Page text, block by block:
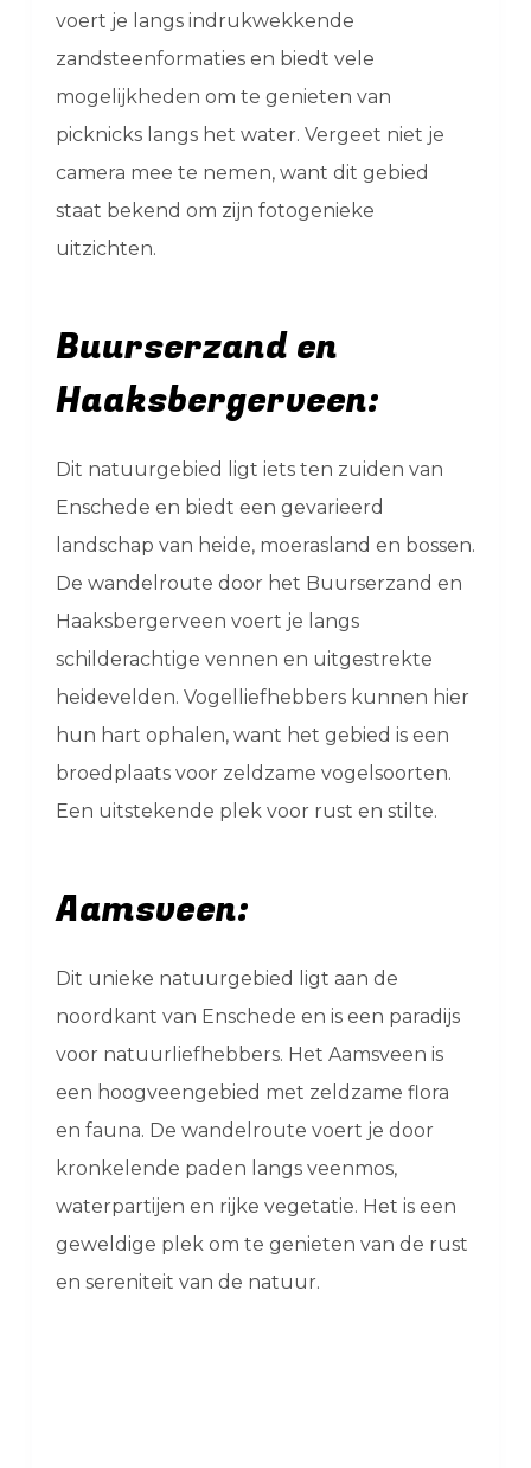
voert je langs indrukwekkende
zandsteenformaties en biedt vele
mogelijkheden om te genieten van
picknicks langs het water. Vergeet niet je
camera mee te nemen, want dit gebied
staat bekend om zijn fotogenieke
uitzichten.
Buurserzand en
Haaksbergerveen:
Dit natuurgebied ligt iets ten zuiden van
Enschede en biedt een gevarieerd
landschap van heide, moerasland en bossen.
De wandelroute door het Buurserzand en
Haaksbergerveen voert je langs
schilderachtige vennen en uitgestrekte
heidevelden. Vogelliefhebbers kunnen hier
hun hart ophalen, want het gebied is een
broedplaats voor zeldzame vogelsoorten.
Een uitstekende plek voor rust en stilte.
Aamsveen:
Dit unieke natuurgebied ligt aan de
noordkant van Enschede en is een paradijs
voor natuurliefhebbers. Het Aamsveen is
een hoogveengebied met zeldzame flora
en fauna. De wandelroute voert je door
kronkelende paden langs veenmos,
waterpartijen en rijke vegetatie. Het is een
geweldige plek om te genieten van de rust
en sereniteit van de natuur.